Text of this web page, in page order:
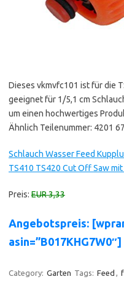
Dieses vkmvfc101 ist für die
geeignet für 1/5,1 cm
um einen hochwertiges
Ähnlich Teilenummer: 4201
Schlauch Wasser Feed
TS410 TS420 Cut Off Saw
Preis: EUR 3,33
Angebotspreis:
asin=”B017KHG7W0″]
Category: Garten Tags: Feed ,